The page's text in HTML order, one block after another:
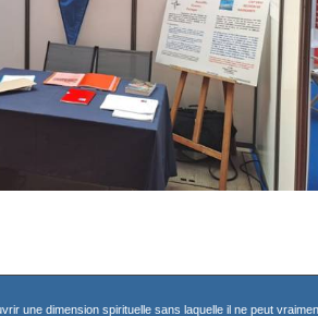
une dimension spirituelle sans laquelle il ne peut